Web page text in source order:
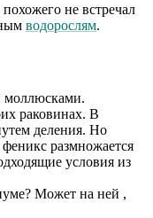
не встречал
водорослям.
моллюсками.
раковинах. В
деления. Но
размножается
условия из
Может на ней ,